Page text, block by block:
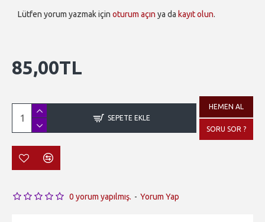
Lütfen yorum yazmak için oturum açın ya da kayıt olun.
0 yorum yapılmış. - Yorum Yap
85,00TL
SEPETE EKLE
HEMEN AL
SORU SOR ?